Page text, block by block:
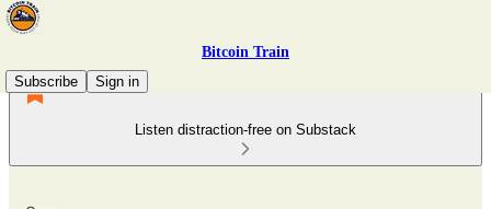
Bitcoin Train
Subscribe
Sign in
Listen distraction-free on Substack